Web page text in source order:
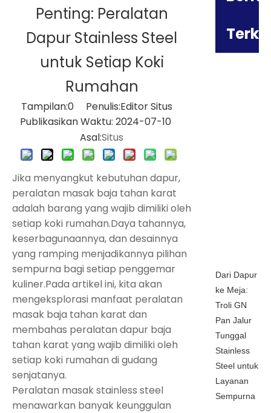
Penting: Peralatan
Dapur Stainless Steel
untuk Setiap Koki
Rumahan
Tampilan:0 Penulis:Editor Situs
Publikasikan Waktu: 2024-07-10
Asal:Situs
Jika menyangkut kebutuhan dapur,
peralatan masak baja tahan karat
adalah barang yang wajib dimiliki oleh
setiap koki rumahan.Daya tahannya,
keserbagunaannya, dan desainnya
yang ramping menjadikannya pilihan
sempurna bagi setiap penggemar
kuliner.Pada artikel ini, kita akan
mengeksplorasi manfaat peralatan
masak baja tahan karat dan
membahas peralatan dapur baja
tahan karat yang wajib dimiliki oleh
setiap koki rumahan di gudang
senjatanya.
Peralatan masak stainless steel
menawarkan banyak keunggulan
Dari Dapur
ke Meja:
Troli GN
Pan Jalur
Tunggal
Stainless
Steel untuk
Layanan
Sempurna